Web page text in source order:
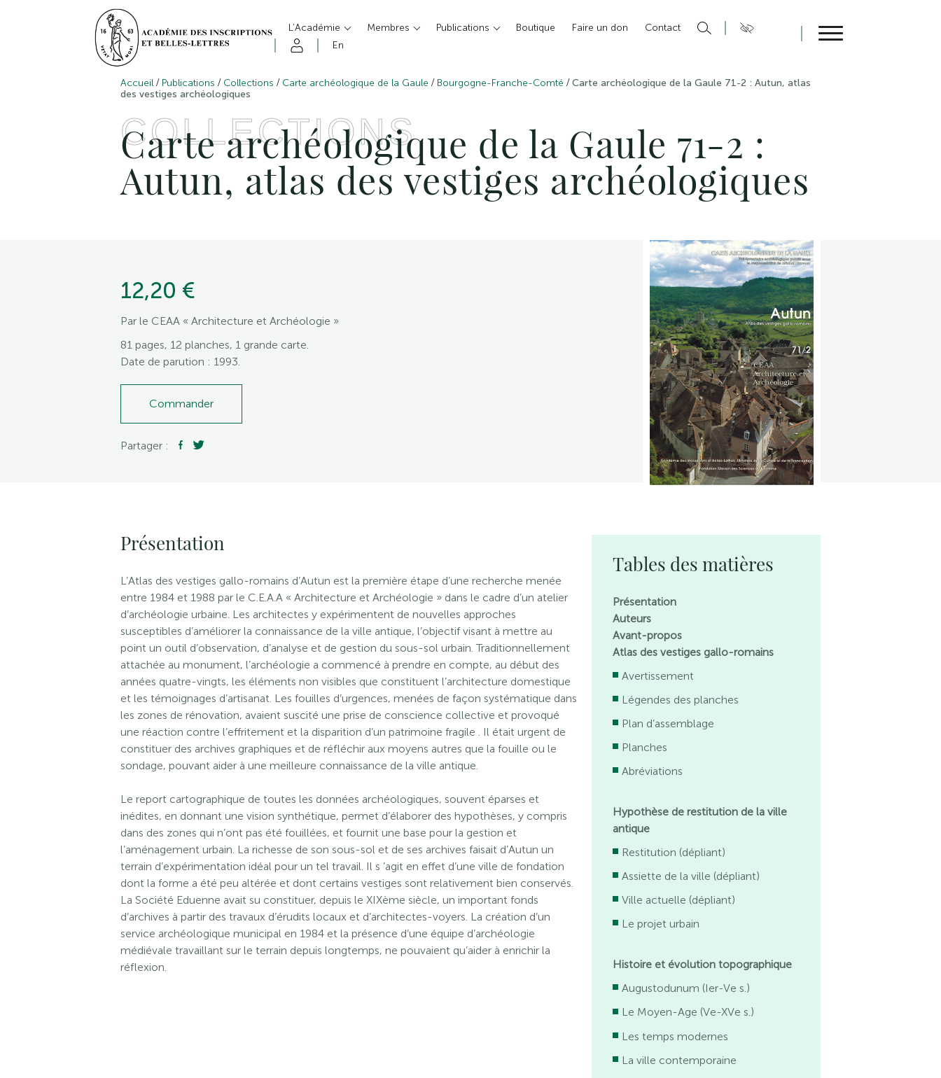
L’Académie Membres Publications Boutique Faire un don
Contact
En
Accueil / Publications / Collections / Carte archéologique de la Gaule / Bourgogne-Franche-Comté /Carte archéologique de la Gaule 71-2 : Autun, atlas
des vestiges archéologiques
COLLECTIONS
Carte archéologique de la Gaule 71-2 :
Autun, atlas des vestiges archéologiques
12,20 €
Par le CEAA « Architecture et Archéologie »
81 pages, 12 planches, 1 grande carte.
Date de parution : 1993.
Commander
Partager :
Présentation
L’Atlas des vestiges gallo-romains d’Autun est la première étape d’une recherche menée
entre 1984 et 1988 par le C.E.A.A « Architecture et Archéologie » dans le cadre d’un atelier
d’archéologie urbaine. Les architectes y expérimentent de nouvelles approches
susceptibles d’améliorer la connaissance de la ville antique, l’objectif visant à mettre au
point un outil d’observation, d’analyse et de gestion du sous-sol urbain. Traditionnellement
attachée au monument, l’archéologie a commencé à prendre en compte, au début des
années quatre-vingts, les éléments non visibles que constituent l’architecture domestique
et les témoignages d’artisanat. Les fouilles d’urgences, menées de façon systématique dans
les zones de rénovation, avaient suscité une prise de conscience collective et provoqué
une réaction contre l’effritement et la disparition d’un patrimoine fragile . Il était urgent de
constituer des archives graphiques et de réfléchir aux moyens autres que la fouille ou le
sondage, pouvant aider à une meilleure connaissance de la ville antique.
Le report cartographique de toutes les données archéologiques, souvent éparses et
inédites, en donnant une vision synthétique, permet d’élaborer des hypothèses, y compris
dans des zones qui n’ont pas été fouillées, et fournit une base pour la gestion et
l’aménagement urbain. La richesse de son sous-sol et de ses archives faisait d’Autun un
terrain d’expérimentation idéal pour un tel travail. Il s ’agit en effet d’une ville de fondation
dont la forme a été peu altérée et dont certains vestiges sont relativement bien conservés.
La Société Eduenne avait su constituer, depuis le XIXème siècle, un important fonds
d’archives à partir des travaux d’érudits locaux et d’architectes-voyers. La création d’un
service archéologique municipal en 1984 et la présence d’une équipe d’archéologie
médiévale travaillant sur le terrain depuis longtemps, ne pouvaient qu’aider à enrichir la
réflexion.
Tables des matières
Présentation
Auteurs
Avant-propos
Atlas des vestiges gallo-romains
Avertissement
Légendes des planches
Plan d’assemblage
Planches
Abréviations
Hypothèse de restitution de la ville
antique
Restitution (dépliant)
Assiette de la ville (dépliant)
Ville actuelle (dépliant)
Le projet urbain
Histoire et évolution topographique
Augustodunum (Ier-Ve s.)
Le Moyen-Age (Ve-XVe s.)
Les temps modernes
La ville contemporaine